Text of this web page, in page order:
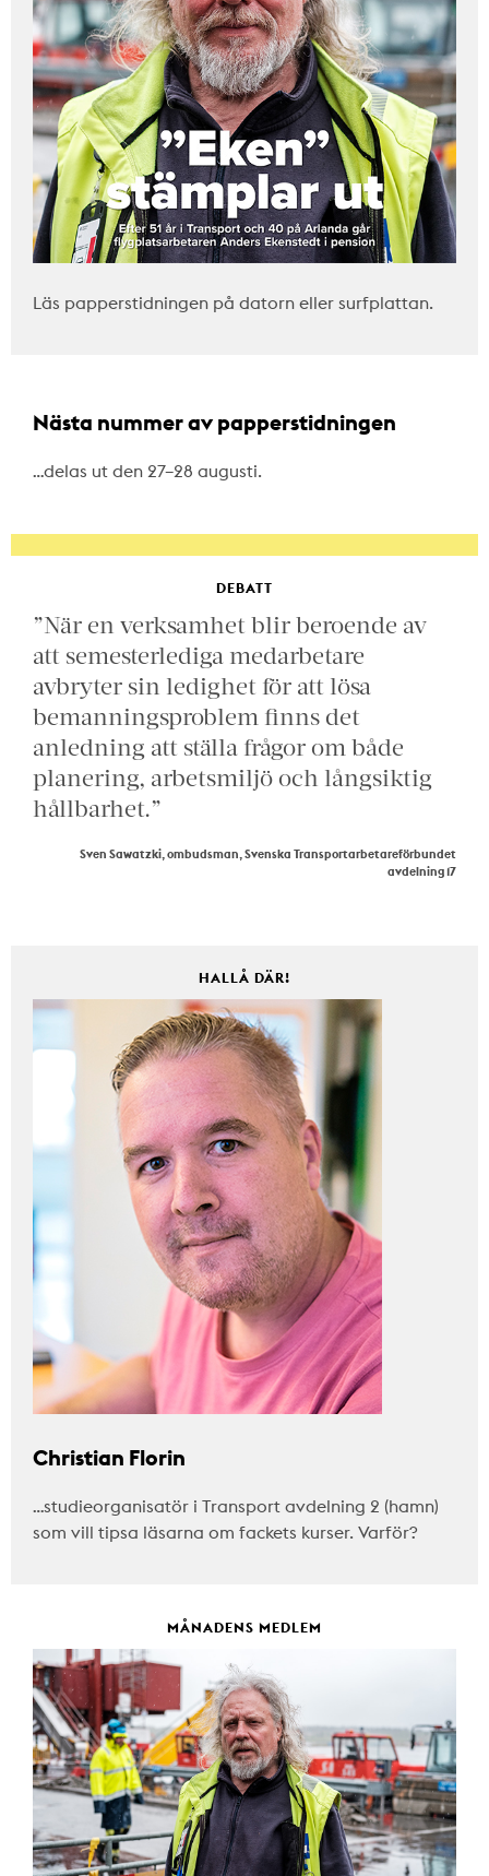
Läs papperstidningen på datorn eller surfplattan.
Nästa nummer av papperstidningen
…delas ut den 27–28 augusti.
DEBATT
”När en verksamhet blir beroende av
att semesterlediga medarbetare
avbryter sin ledighet för att lösa
bemanningsproblem finns det
anledning att ställa frågor om både
planering, arbetsmiljö och långsiktig
hållbarhet.”
Sven Sawatzki, ombudsman, Svenska Transportarbetareförbundet
avdelning 17
HALLÅ DÄR!
Christian Florin
…studieorganisatör i Transport avdelning 2 (hamn)
som vill tipsa läsarna om fackets kurser. Varför?
MÅNADENS MEDLEM